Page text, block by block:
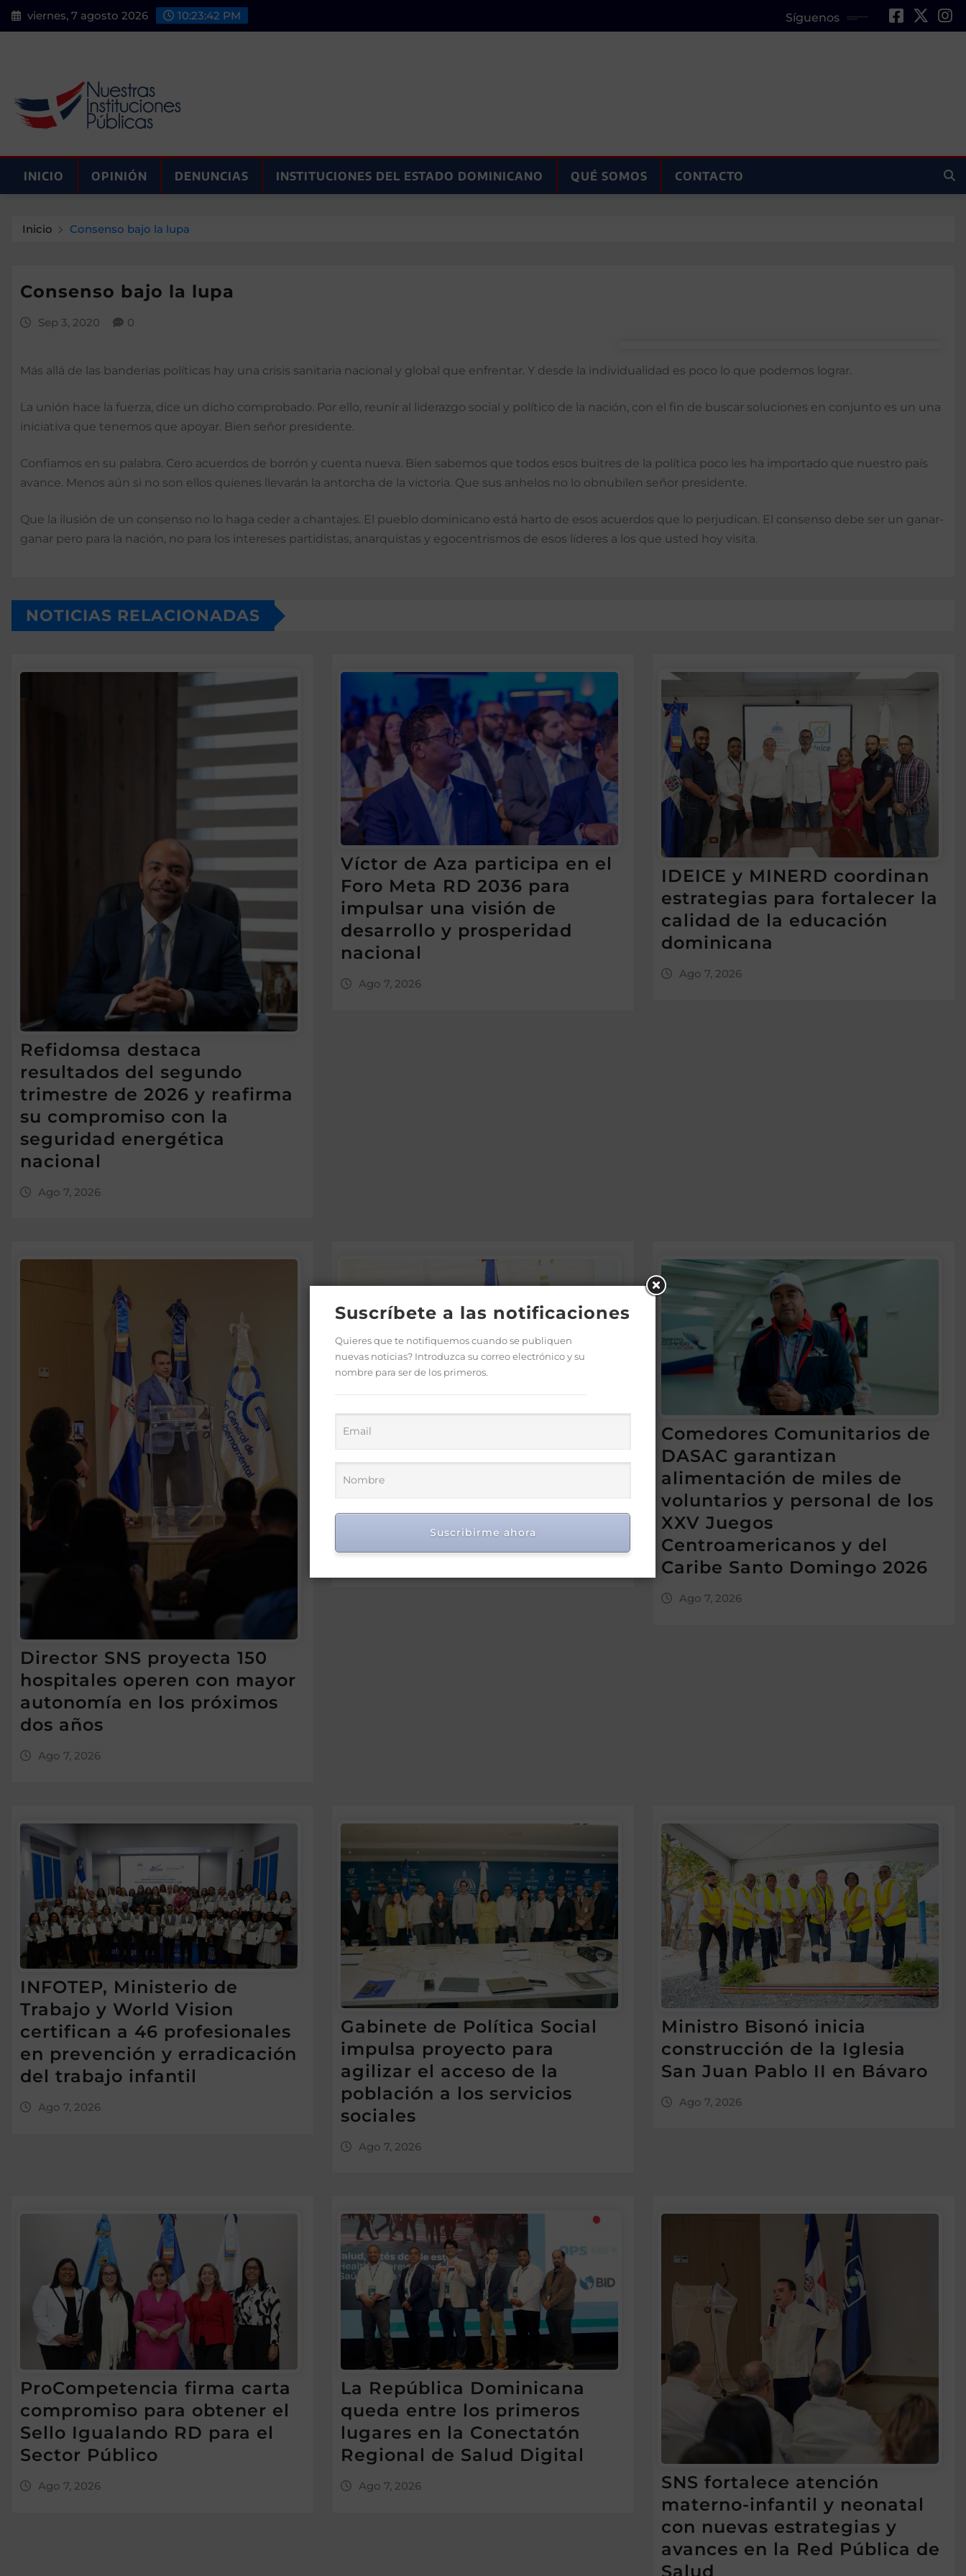
Saltar
al
viernes, 7 agosto 2026 10:23:43 PM Síguenos
INICIO OPINIÓN DENUNCIAS INSTITUCIONES DEL ESTADO DOMINICANO QUÉ SOMOS CONTACTO
Inicio Consenso bajo la lupa
Consenso bajo la lupa
Sep 3, 2020 0
Más allá de las banderías políticas hay una crisis sanitaria nacional y global que enfrentar. Y desde la individualidad es poco lo que podemos lograr.
La unión hace la fuerza, dice un dicho comprobado. Por ello, reunir al liderazgo social y político de la nación, con el fin de buscar soluciones en conjunto es un una
iniciativa que tenemos que apoyar. Bien señor presidente.
Confiamos en su palabra. Cero acuerdos de borrón y cuenta nueva. Bien sabemos que todos esos buitres de la política poco les ha importado que nuestro país
avance. Menos aún si no son ellos quienes llevarán la antorcha de la victoria. Que sus anhelos no lo obnubilen señor presidente.
Que la ilusión de un consenso no lo haga ceder a chantajes. El pueblo dominicano está harto de esos acuerdos que lo perjudican. El consenso debe ser un ganar-
ganar pero para la nación, no para los intereses partidistas, anarquistas y egocentrismos de esos líderes a los que usted hoy visita.
NOTICIAS RELACIONADAS
Refidomsa destaca
resultados del segundo
trimestre de 2026 y reafirma
su compromiso con la
seguridad energética
nacional
Ago 7, 2026
Víctor de Aza participa en el
Foro Meta RD 2036 para
impulsar una visión de
desarrollo y prosperidad
nacional
Ago 7, 2026
IDEICE y MINERD coordinan
estrategias para fortalecer la
calidad de la educación
dominicana
Ago 7, 2026
Director SNS proyecta 150
hospitales operen con mayor
autonomía en los próximos
dos años
Ago 7, 2026
Asotedom reconoce a Rafael
Cruz por sus aportes al
textil dominicano
Comedores Comunitarios de
DASAC garantizan
alimentación de miles de
voluntarios y personal de los
XXV Juegos
Centroamericanos y del
Caribe Santo Domingo 2026
Ago 7, 2026
INFOTEP, Ministerio de
Trabajo y World Vision
certifican a 46 profesionales
en prevención y erradicación
del trabajo infantil
Ago 7, 2026
Gabinete de Política Social
impulsa proyecto para
agilizar el acceso de la
población a los servicios
sociales
Ago 7, 2026
Ministro Bisonó inicia
construcción de la Iglesia
San Juan Pablo II en Bávaro
Ago 7, 2026
ProCompetencia firma carta
compromiso para obtener el
Sello Igualando RD para el
Sector Público
Ago 7, 2026
La República Dominicana
queda entre los primeros
lugares en la Conectatón
Regional de Salud Digital
Ago 7, 2026
SNS fortalece atención
materno-infantil y neonatal
con nuevas estrategias y
avances en la Red Pública de
Salud
Suscríbete a las notificaciones
Quieres que te notifiquemos cuando se publiquen
nuevas noticias? Introduzca su correo electrónico y su
nombre para ser de los primeros.
Suscribirme ahora